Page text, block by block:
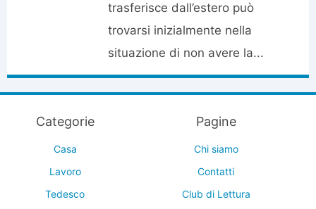
trasferisce dall’estero può
trovarsi inizialmente nella
situazione di non avere la...
Categorie
Casa
Lavoro
Tedesco
Pagine
Chi siamo
Contatti
Club di Lettura